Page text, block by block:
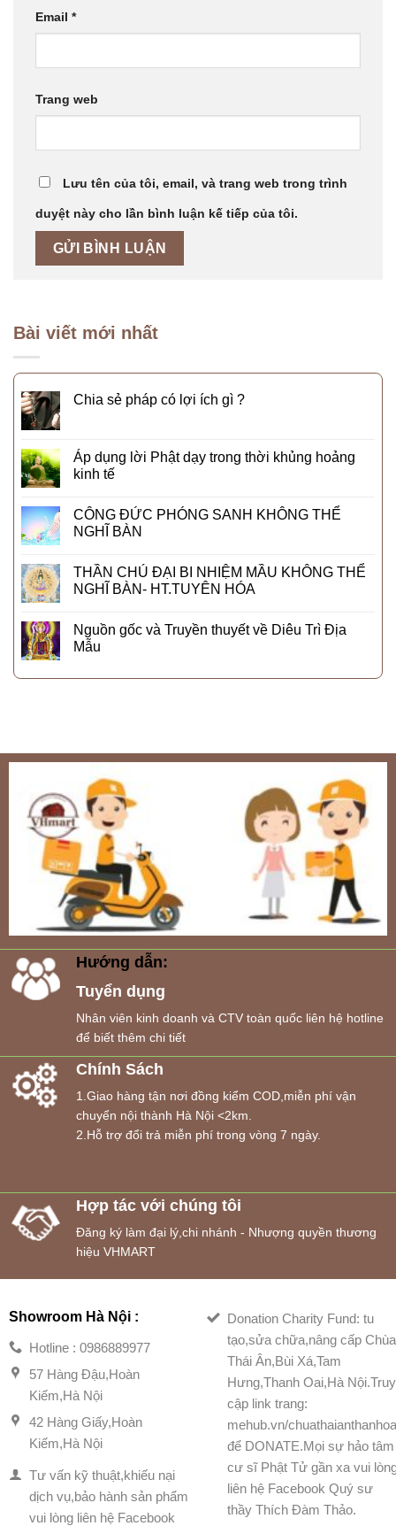
Email *
Trang web
Lưu tên của tôi, email, và trang web trong trình
duyệt này cho lần bình luận kế tiếp của tôi.
Bài viết mới nhất
Chia sẻ pháp có lợi ích gì ?
Áp dụng lời Phật dạy trong thời khủng hoảng
kinh tế
CÔNG ĐỨC PHÓNG SANH KHÔNG THỂ
NGHĨ BÀN
THẦN CHÚ ĐẠI BI NHIỆM MẦU KHÔNG THỂ
NGHĨ BÀN- HT.TUYÊN HÓA
Nguồn gốc và Truyền thuyết về Diêu Trì Địa
Mẫu
Hướng dẫn:
Tuyển dụng
Nhân viên kinh doanh và CTV toàn quốc liên hệ hotline
để biết thêm chi tiết
Chính Sách
1.Giao hàng tận nơi đồng kiểm COD,miễn phí vận
chuyển nội thành Hà Nội <2km.
2.Hỗ trợ đổi trả miễn phí trong vòng 7 ngày.
Hợp tác với chúng tôi
Đăng ký làm đại lý,chi nhánh - Nhượng quyền thương
hiệu VHMART
Showroom Hà Nội :
Hotline : 0986889977
57 Hàng Đậu,Hoàn
Kiếm,Hà Nội
42 Hàng Giấy,Hoàn
Kiếm,Hà Nội
Tư vấn kỹ thuật,khiếu nại
dịch vụ,bảo hành sản phẩm
vui lòng liên hệ Facebook
Donation Charity Fund: tu
tạo,sửa chữa,nâng cấp Chùa
Thái Ân,Bùi Xá,Tam
Hưng,Thanh Oai,Hà Nội.Truy
cập link trang:
mehub.vn/
để DONATE.Mọi sự hảo tâm
cư sĩ Phật Tử gần xa vui
liên hệ Facebook Quý sư
thầy Thích Đàm Thảo.